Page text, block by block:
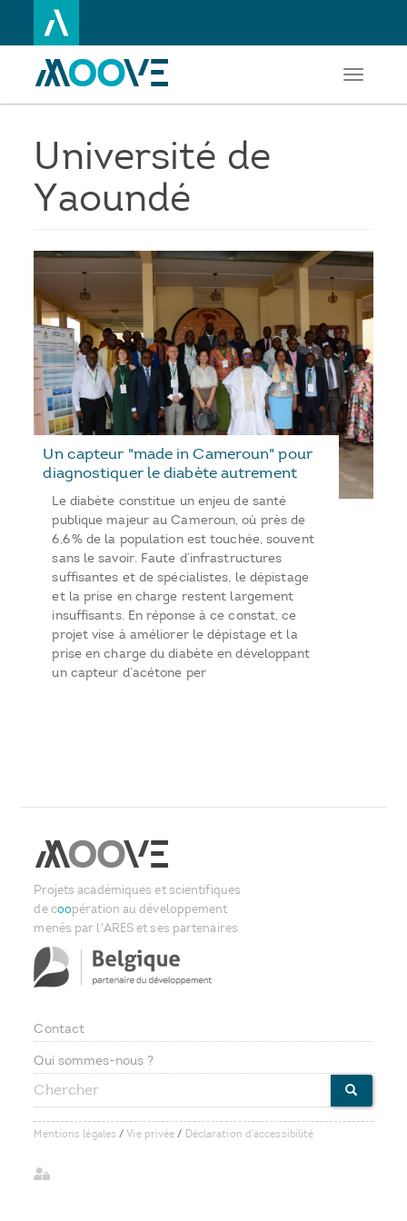
au
principal
Toggle
Université de
Yaoundé
Un capteur "made in Cameroun" pour
diagnostiquer le diabète autrement
Le diabète constitue un enjeu de santé
publique majeur au Cameroun, où près de
6,6 % de la population est touchée, souvent
sans le savoir. Faute d’infrastructures
suffisantes et de spécialistes, le dépistage
et la prise en charge restent largement
insuffisants. En réponse à ce constat, ce
projet vise à améliorer le dépistage et la
prise en charge du diabète en développant
un capteur d’acétone per
Projets académiques et scientifiques
de coopération au développement
menés par l'ARES et ses partenaires
Footer
menu
Contact
Qui sommes-nous ?
Chercher
Mentions légales / Vie privée / Déclaration d'accessibilité
User